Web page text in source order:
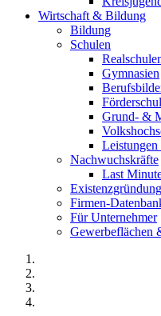
Wirtschaft & Bildung
Bildung
Schulen
Gymnasien
Grund- &
Nachwuchskräfte
Last
Existenzgründung
Firmen-
Für Unternehmer
Gewerbeflächen